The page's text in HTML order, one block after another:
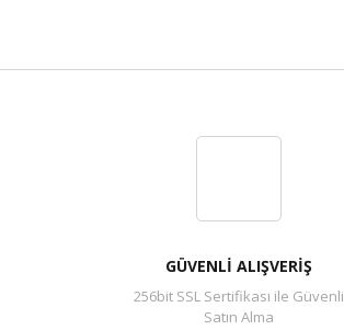
GÜVENLİ ALIŞVERİŞ
256bit SSL Sertifikası ile Güvenli
Satın Alma